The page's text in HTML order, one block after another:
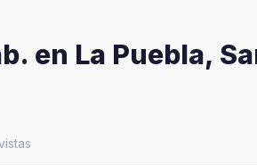
en La Puebla,